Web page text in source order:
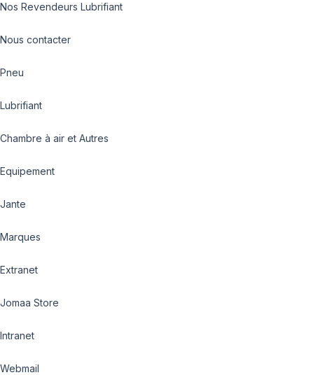
Nos Revendeurs Lubrifiant
Nous contacter
Pneu
Lubrifiant
Chambre à air et Autres
Equipement
Jante
Marques
Extranet
Jomaa Store
Intranet
Webmail